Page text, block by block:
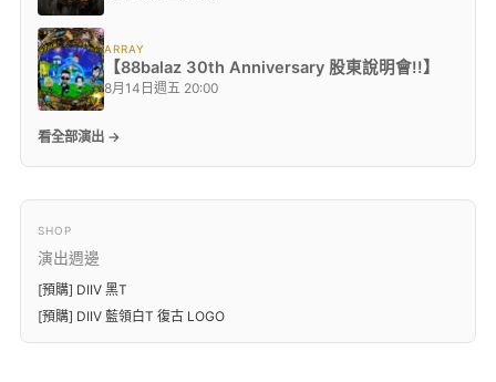
ARRAY
【88balaz 30th Anniversary 股東說明會!!】
8月14日週五 20:00
看全部演出 →
SHOP
演出週邊
[預購] DIIV 黑T
[預購] DIIV 藍領白T 復古 LOGO